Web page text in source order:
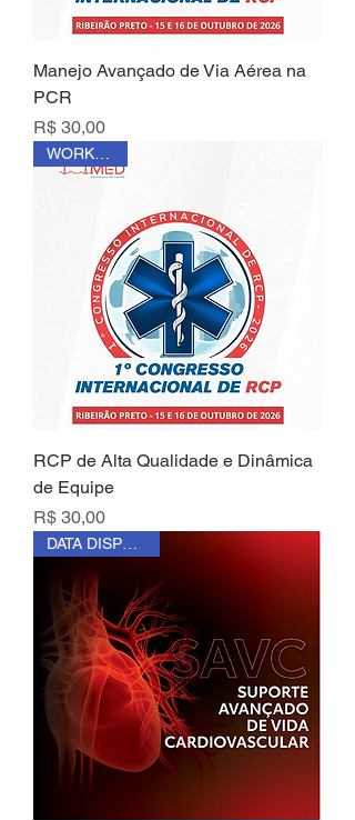
Manejo Avançado de Via Aérea na
PCR
Preço
R$ 30,00
RCP de Alta Qualidade e Dinâmica
de Equipe
Preço
R$ 30,00